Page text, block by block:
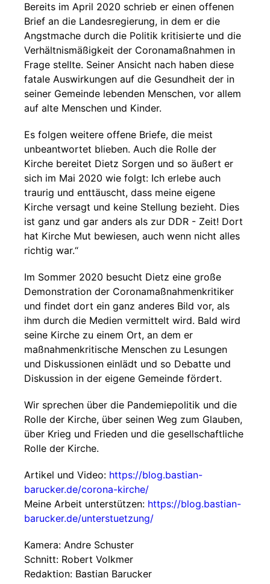
Bereits im April 2020 schrieb er einen offenen
Brief an die Landesregierung, in dem er die
Angstmache durch die Politik kritisierte und die
Verhältnismäßigkeit der Coronamaßnahmen in
Frage stellte. Seiner Ansicht nach haben diese
fatale Auswirkungen auf die Gesundheit der in
seiner Gemeinde lebenden Menschen, vor allem
auf alte Menschen und Kinder.
Es folgen weitere offene Briefe, die meist
unbeantwortet blieben. Auch die Rolle der
Kirche bereitet Dietz Sorgen und so äußert er
sich im Mai 2020 wie folgt: Ich erlebe auch
traurig und enttäuscht, dass meine eigene
Kirche versagt und keine Stellung bezieht. Dies
ist ganz und gar anders als zur DDR - Zeit! Dort
hat Kirche Mut bewiesen, auch wenn nicht alles
richtig war.“
Im Sommer 2020 besucht Dietz eine große
Demonstration der Coronamaßnahmenkritiker
und findet dort ein ganz anderes Bild vor, als
ihm durch die Medien vermittelt wird. Bald wird
seine Kirche zu einem Ort, an dem er
maßnahmenkritische Menschen zu Lesungen
und Diskussionen einlädt und so Debatte und
Diskussion in der eigene Gemeinde fördert.
Wir sprechen über die Pandemiepolitik und die
Rolle der Kirche, über seinen Weg zum Glauben,
über Krieg und Frieden und die gesellschaftliche
Rolle der Kirche.
Artikel und Video: https://blog.bastian-
barucker.de/corona-kirche/
Meine Arbeit unterstützen: https://blog.bastian-
barucker.de/unterstuetzung/
Kamera: Andre Schuster
Schnitt: Robert Volkmer
Redaktion: Bastian Barucker